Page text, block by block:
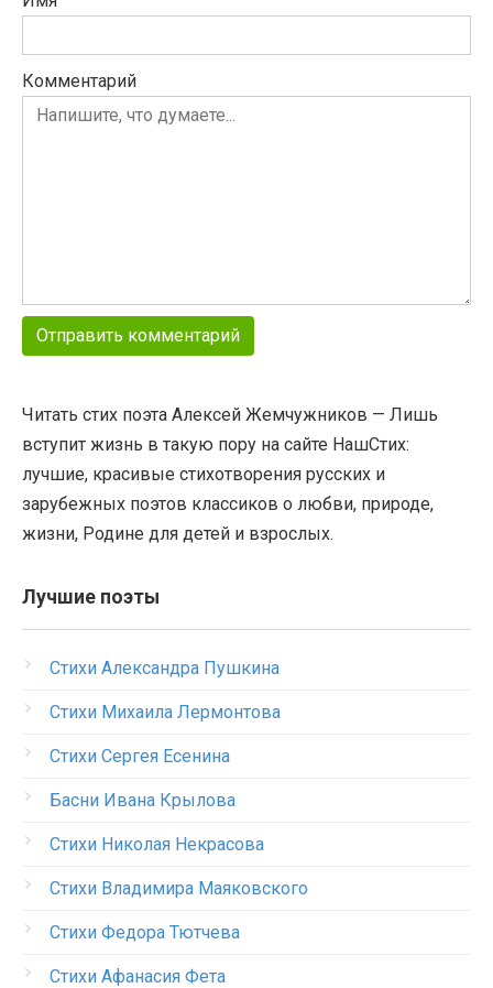
Комментарий
Читать стих поэта Алексей Жемчужников — Лишь
вступит жизнь в такую пору на сайте НашСтих:
лучшие, красивые стихотворения русских и
зарубежных поэтов классиков о любви, природе,
жизни, Родине для детей и взрослых.
Лучшие поэты
Стихи Александра Пушкина
Стихи Михаила Лермонтова
Стихи Сергея Есенина
Басни Ивана Крылова
Стихи Николая Некрасова
Стихи Владимира Маяковского
Стихи Федора Тютчева
Стихи Афанасия Фета